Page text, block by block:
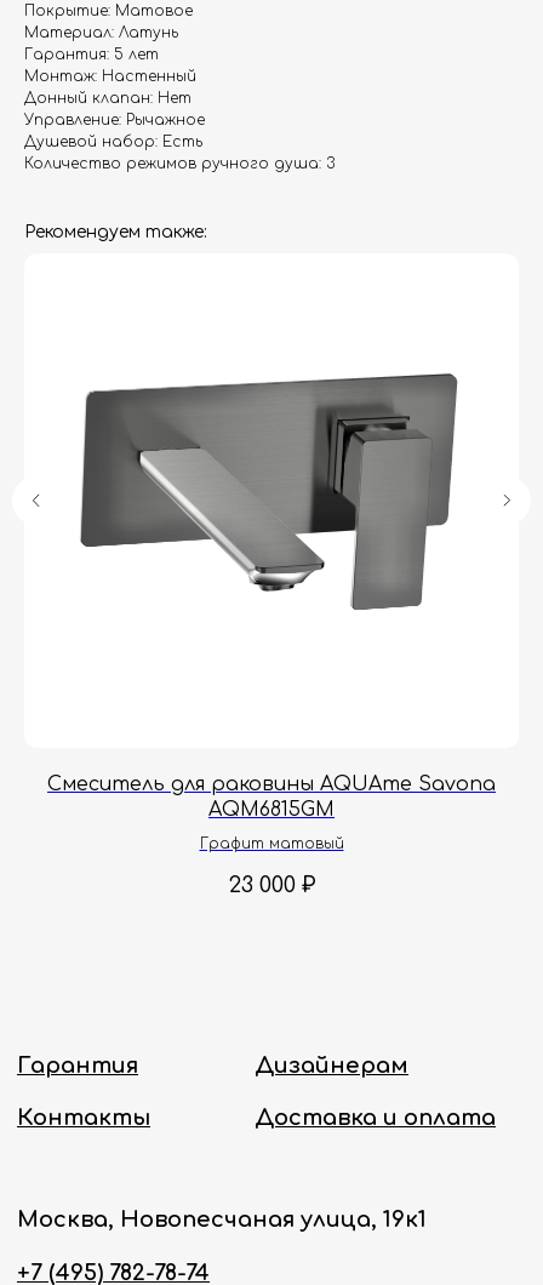
Покрытие: Матовое
Материал: Латунь
Гарантия: 5 лет
Монтаж: Настенный
Донный клапан: Нет
Управление: Рычажное
Душевой набор: Есть
Количество режимов ручного душа: 3
Рекомендуем также:
Смеситель для раковины AQUAme Savona
AQM6815GM
Графит матовый
23 000 ₽
Доставка и оплата
Контакты
Москва, Новопесчаная улица, 19к1
+7 (495) 782-78-74
info@aquame-shop.ru
Политика конфиденциальности